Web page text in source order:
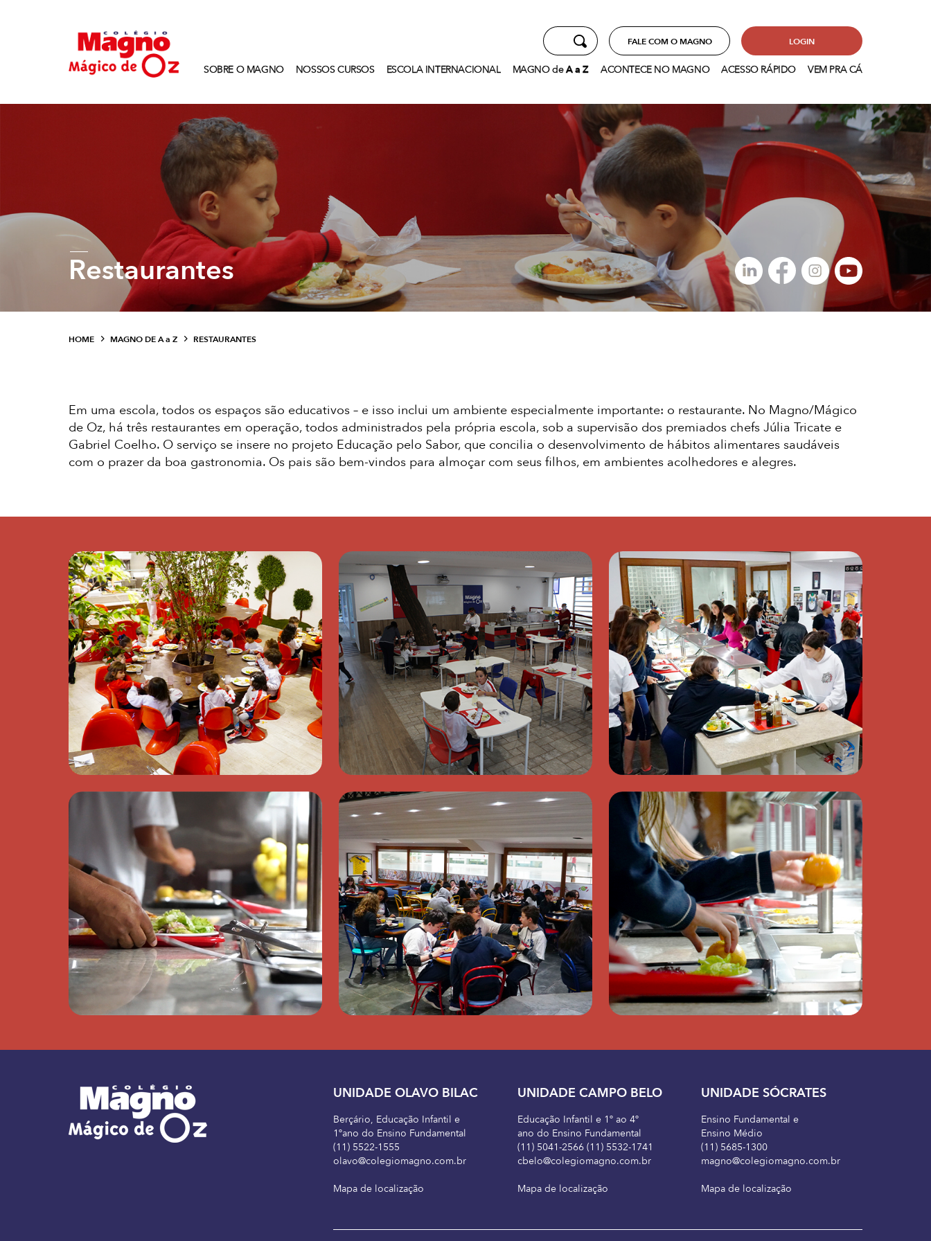
FALE COM O MAGNO LOGIN
SOBRE O MAGNO NOSSOS CURSOS ESCOLA INTERNACIONAL MAGNOdeAa Z ACONTECE NO MAGNO ACESSO RÁPIDO VEM PRA CÁ
Restaurantes
HOME MAGNO DE Aa Z RESTAURANTES
Em uma escola, todos os espaços são educativos – e isso inclui um ambiente especialmente importante: o restaurante. No Magno/Mágico
de Oz, há três restaurantes em operação, todos administrados pela própria escola, sob a supervisão dos premiados chefs Júlia Tricate e
Gabriel Coelho. O serviço se insere no projeto Educação pelo Sabor, que concilia o desenvolvimento de hábitos alimentares saudáveis
com o prazer da boa gastronomia. Os pais são bem-vindos para almoçar com seus filhos, em ambientes acolhedores e alegres.
UNIDADE OLAVO BILAC
Berçário, Educação Infantil e
1ºano do Ensino Fundamental
(11) 5522-1555
olavo@colegiomagno.com.br
Mapa de localização
UNIDADE CAMPO BELO
Educação Infantil e 1º ao 4º
ano do Ensino Fundamental
(11) 5041-2566 (11) 5532-1741
cbelo@colegiomagno.com.br
Mapa de localização
UNIDADE SÓCRATES
Ensino Fundamental e
Ensino Médio
(11) 5685-1300
magno@colegiomagno.com.br
Mapa de localização